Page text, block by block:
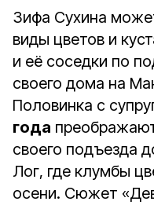
Зифа Сухина
виды цветов и
и её соседки по
своего дома на
Половинка с
года
своего подъезда
Лог, где клумбы
осени. Сюжет